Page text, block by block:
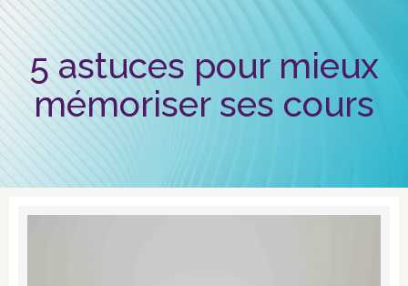
5 astuces pour mieux
mémoriser ses cours